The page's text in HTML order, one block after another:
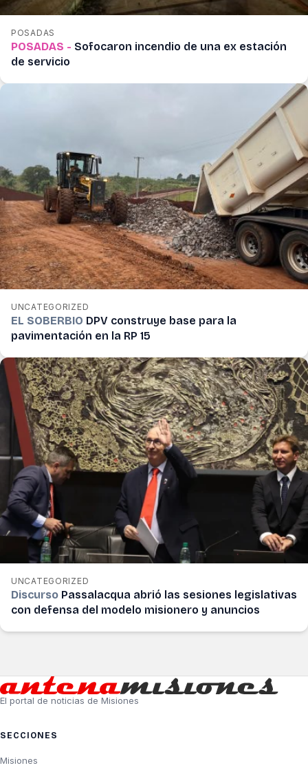
POSADAS
POSADAS - Sofocaron incendio de una ex estación
de servicio
UNCATEGORIZED
EL SOBERBIO DPV construye base para la
pavimentación en la RP 15
UNCATEGORIZED
Discurso Passalacqua abrió las sesiones legislativas
con defensa del modelo misionero y anuncios
El portal de noticias de Misiones
SECCIONES
Misiones